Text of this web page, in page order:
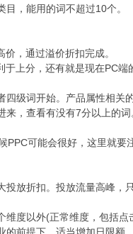
，能用的词不超过10个。
，通过溢价折扣完成。
上分，还有就是现在PC
级词开始。产品属性相
，查看有没有7分以上的
PPC可能会很好，这里就
放折扣。投放流量高峰
度以外(正常维度，包括